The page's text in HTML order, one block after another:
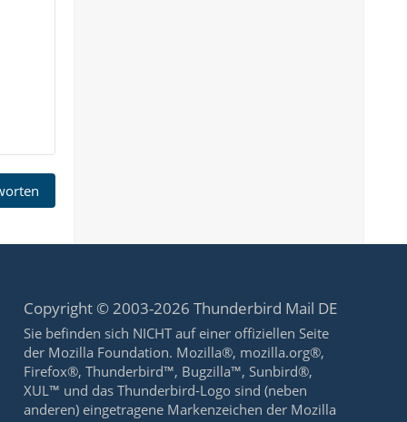
Copyright © 2003-2026 Thunderbird Mail DE
Sie befinden sich NICHT auf einer offiziellen Seite
der Mozilla Foundation. Mozilla®, mozilla.org®,
Firefox®, Thunderbird™, Bugzilla™, Sunbird®,
XUL™ und das Thunderbird-Logo sind (neben
anderen) eingetragene Markenzeichen der Mozilla